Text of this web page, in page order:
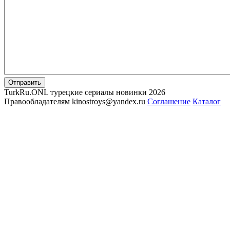
Отправить
TurkRu.ONL турецкие сериалы новинки 2026
Правообладателям kinostroys@yandex.ru Соглашение Каталог